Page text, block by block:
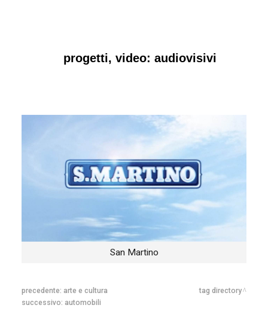
progetti, video: audiovisivi
San Martino
precedente: arte e cultura
successivo: automobili
tag directory